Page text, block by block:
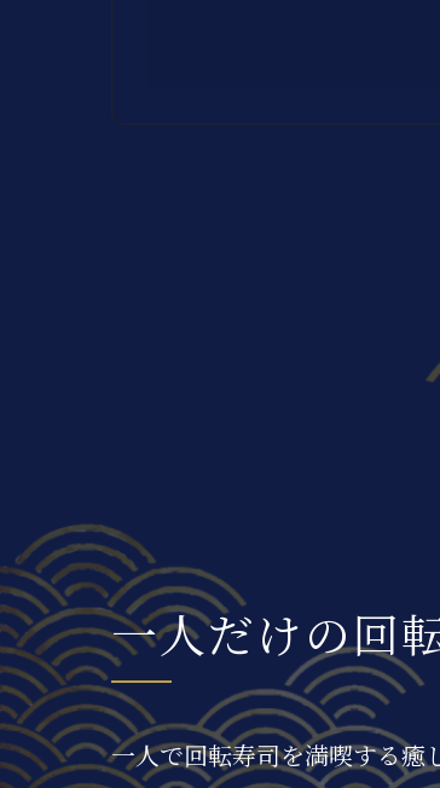
一人だけの回
一人で回転寿司を満喫する癒